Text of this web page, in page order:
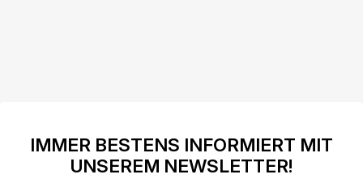
IMMER BESTENS INFORMIERT MIT
UNSEREM NEWSLETTER!